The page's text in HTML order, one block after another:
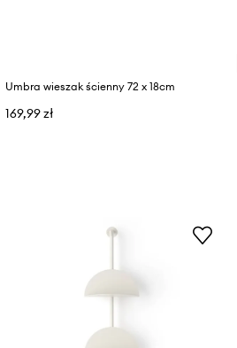
Umbra wieszak ścienny 72 x 18cm
169,99 zł